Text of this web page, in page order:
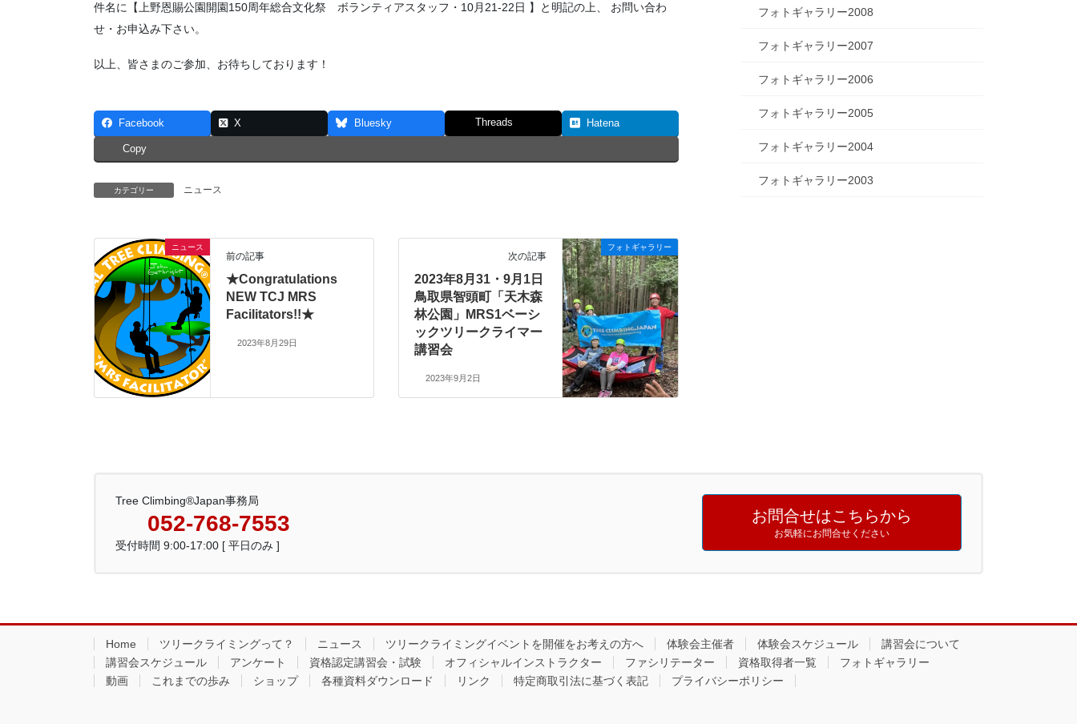
件名に【上野恩賜公園開園150周年総合文化祭 ボランティアスタッフ・10月21-22日 】と明記の上、 お問い合わ
せ・お申込み下さい。
以上、皆さまのご参加、お待ちしております！
Facebook X Bluesky Threads Hatena
Copy
カテゴリー ニュース
ニュース
前の記事
★Congratulations
NEW TCJ MRS
Facilitators!!★
2023年8月29日
フォトギャラリー
次の記事
2023年8月31・9月1日
鳥取県智頭町「天木森
林公園」MRS1ベーシ
ックツリークライマー
講習会
2023年9月2日
フォトギャラリー2008
フォトギャラリー2007
フォトギャラリー2006
フォトギャラリー2005
フォトギャラリー2004
フォトギャラリー2003
Tree Climbing®Japan事務局
052-768-7553
受付時間 9:00-17:00 [ 平日のみ ]
お問合せはこちらから
お気軽にお問合せください
Home ツリークライミングって？ ニュース ツリークライミングイベントを開催をお考えの方へ 体験会主催者 体験会スケジュール
講習会について
講習会スケジュール
アンケート 資格認定講習会・試験 オフィシャルインストラクター ファシリテーター 資格取得者一覧
フォトギャラリー
動画
これまでの歩み ショップ 各種資料ダウンロード リンク 特定商取引法に基づく表記 プライバシーポリシー